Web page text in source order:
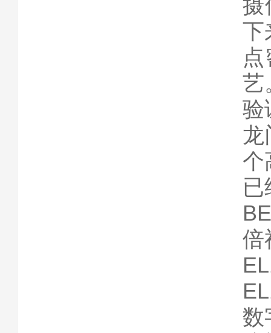
摄
下
艺
验
龙
个
已
倍
数